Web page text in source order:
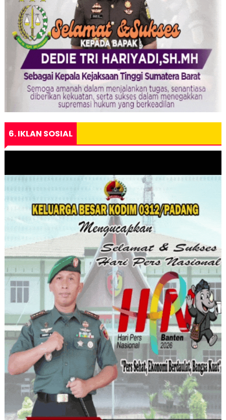
6. IKLAN SOSIAL